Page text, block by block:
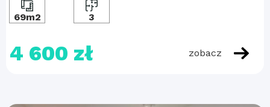
69m2 3
4 600 zł zobacz